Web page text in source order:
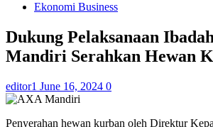
Ekonomi Business
Dukung Pelaksanaan
Mandiri Serahkan Hewan
editor1 June 16, 2024 0
Penyerahan hewan kurban oleh Direktur